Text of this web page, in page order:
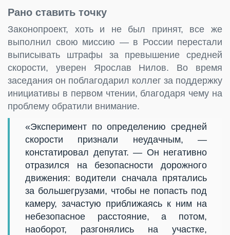
Рано ставить точку
Законопроект, хоть и не был принят, все же
выполнил свою миссию — в России перестали
выписывать штрафы за превышение средней
скорости, уверен Ярослав Нилов. Во время
заседания он поблагодарил коллег за поддержку
инициативы в первом чтении, благодаря чему на
проблему обратили внимание.
«Эксперимент по определению средней
скорости признали неудачным, —
констатировал депутат. — Он негативно
отразился на безопасности дорожного
движения: водители сначала прятались
за большегрузами, чтобы не попасть под
камеру, зачастую приближаясь к ним на
небезопасное расстояние, а потом,
наоборот, разгонялись на участке,